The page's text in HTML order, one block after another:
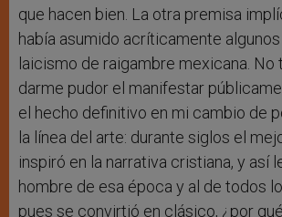
que hacen bien. La otra premisa
había asumido acríticamente
laicismo de raigambre mexicana. No
darme pudor el manifestar
el hecho definitivo en mi cambio de
la línea del arte: durante siglos el
inspiró en la narrativa cristiana, y así
hombre de esa época y al de todos
pues se convirtió en clásico, ¿por